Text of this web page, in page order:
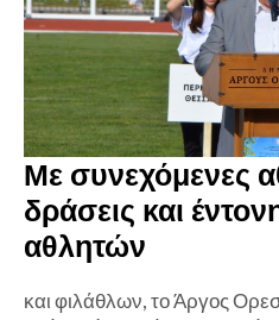
Με συνεχόμενες
δράσεις και
αθλητών
και φιλάθλων, το Άργος